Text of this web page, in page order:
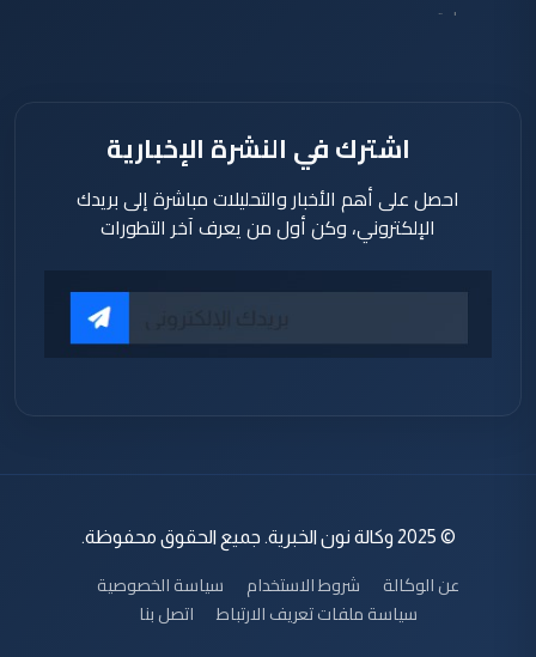
ساعة
اشترك في النشرة الإخبارية
احصل على أهم الأخبار والتحليلات مباشرة إلى بريدك
الإلكتروني، وكن أول من يعرف آخر التطورات
© 2025 وكالة نون الخبرية. جميع الحقوق محفوظة.
عن الوكالة شروط الاستخدام
سياسة الخصوصية
سياسة ملفات تعريف الارتباط
اتصل بنا